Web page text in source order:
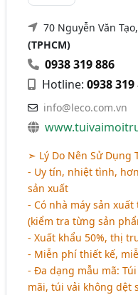
70 Nguyễn Văn
(TPHCM)
0938 319 886
Hotline:0938 319
info@leco.com.vn
➣ Lý Do Nên Sử Dụng
- Uy tín, nhiệt tình,
sản xuất
- Có nhà máy sản
(kiểm tra từng sản
- Xuất khẩu 50%, thị
- Miễn phí thiết kế,
- Đa dạng mẫu mã:
mãi, túi vải không dệt